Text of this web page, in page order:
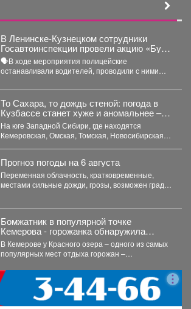
В Ленинске-Кузнецком сотрудники
Госавтоинспекции провели акцию «Будь
трезвым в пути»
🗣В ходе мероприятия полицейские
останавливали водителей, проводили с ними
То Сахара, то дождь стеной: погода в
Кузбассе станет хуже и аномальнее –
причина
На юге Западной Сибири, где находятся
Кемеровская, Омская, Томская, Новосибирская
Прогноз погоды на 6 августа
Переменная облачность, кратковременные,
местами сильные дожди, грозы, возможен град.
Бомжатник в популярной точке
Кемерова - горожанка обнаружила
жуткий объект на Красном озере
В Кемерове у Красного озера – одного из самых
популярных мест отдыха горожан –